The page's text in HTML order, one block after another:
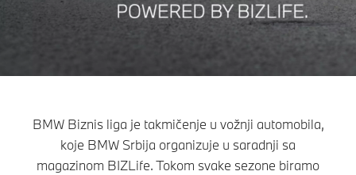
BMW Biznis liga je takmičenje u vožnji automobila,
koje BMW Srbija organizuje u saradnji sa
magazinom BIZLife. Tokom svake sezone biramo